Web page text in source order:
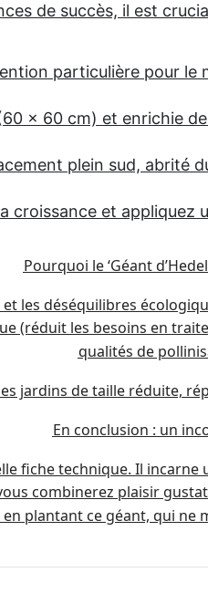
de succès, il est
particulière pour le
x 60 cm) et enrichie
plein sud, abrité
croissance et appliquez
Pourquoi le ‘Géant
les déséquilibres
(réduit les besoins en
qualités de
jardins de taille réduite,
En conclusion : un
fiche technique. Il
combinerez plaisir
plantant ce géant, qui ne